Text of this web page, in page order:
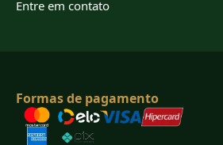
Entre em contato
Formas de pagamento